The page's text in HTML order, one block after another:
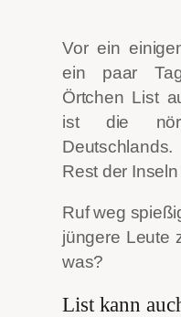
Vor ein
ein paar
Örtchen List
ist die
Rest der
Ruf weg
jüngere Leute
was?
List kann